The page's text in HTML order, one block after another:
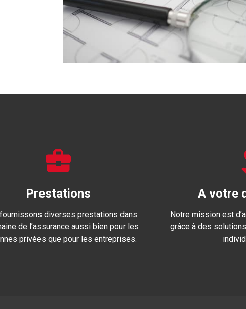
Prestations
diverses prestations dans
de l’assurance aussi bien pour les
privées que pour les entreprises.
A votre
Notre mission est
grâce à des